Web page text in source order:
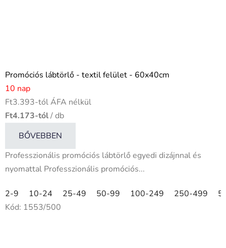
Promóciós lábtörlő - textil felület - 60x40cm
10 nap
Ft3.393-tól ÁFA nélkül
Ft4.173-tól/ db
BŐVEBBEN
Professzionális promóciós lábtörlő egyedi dizájnnal és
nyomattal Professzionális promóciós...
2-9 10-24 25-49 50-99 100-249 250-499
Kód: 1553/500